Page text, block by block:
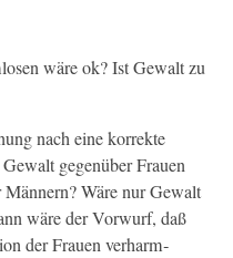
wäre ok? Ist Gewalt zu
nach eine kor­rek­te
gegenüber Frauen
Wäre nur Gewalt
wäre der Vor­wurf, daß
der Frauen ver­harm­